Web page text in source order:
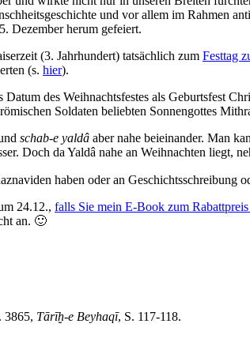
und vor allem im Rahmen
Dezember herum gefeiert.
(3. Jahrhundert) tatsächlich zum Festtag
(s. hier).
des Weihnachtsfestes als Geburtsfest
Soldaten beliebten Sonnengottes
schab-e yaldâ aber nahe beieinander. Man
Doch da Yaldâ nahe an Weihnachten liegt,
haben oder an
24.12., falls Sie mein E-Book zum
an. 🙂
3865, Tārīḫ-e Beyhaqī, S. 117-118.